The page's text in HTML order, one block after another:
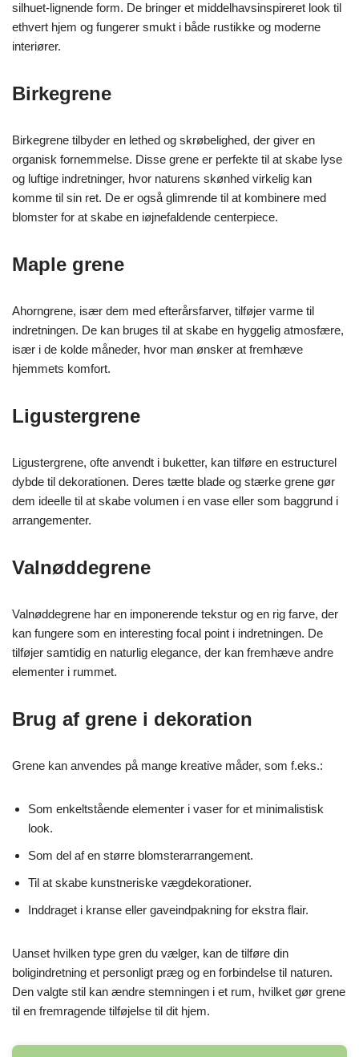
silhuet-lignende form. De bringer et middelhavsinspireret look til
ethvert hjem og fungerer smukt i både rustikke og moderne
interiører.
Birkegrene
Birkegrene tilbyder en lethed og skrøbelighed, der giver en
organisk fornemmelse. Disse grene er perfekte til at skabe lyse
og luftige indretninger, hvor naturens skønhed virkelig kan
komme til sin ret. De er også glimrende til at kombinere med
blomster for at skabe en iøjnefaldende centerpiece.
Maple grene
Ahorngrene, især dem med efterårsfarver, tilføjer varme til
indretningen. De kan bruges til at skabe en hyggelig atmosfære,
især i de kolde måneder, hvor man ønsker at fremhæve
hjemmets komfort.
Ligustergrene
Ligustergrene, ofte anvendt i buketter, kan tilføre en estructurel
dybde til dekorationen. Deres tætte blade og stærke grene gør
dem ideelle til at skabe volumen i en vase eller som baggrund i
arrangementer.
Valnøddegrene
Valnøddegrene har en imponerende tekstur og en rig farve, der
kan fungere som en interesting focal point i indretningen. De
tilføjer samtidig en naturlig elegance, der kan fremhæve andre
elementer i rummet.
Brug af grene i dekoration
Grene kan anvendes på mange kreative måder, som f.eks.:
Som enkeltstående elementer i vaser for et minimalistisk
look.
Som del af en større blomsterarrangement.
Til at skabe kunstneriske vægdekorationer.
Inddraget i kranse eller gaveindpakning for ekstra flair.
Uanset hvilken type gren du vælger, kan de tilføre din
boligindretning et personligt præg og en forbindelse til naturen.
Den valgte stil kan ændre stemningen i et rum, hvilket gør grene
til en fremragende tilføjelse til dit hjem.